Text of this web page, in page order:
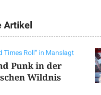
Artikel
Times Roll“ in Manslagt
Punk in der
Wildnis